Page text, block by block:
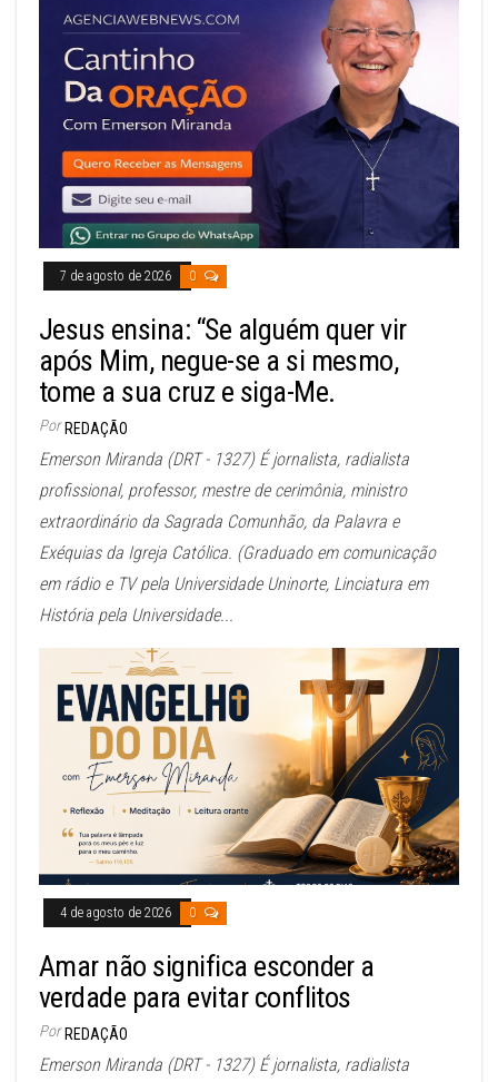
7 de agosto de 2026 0
Jesus ensina: “Se alguém quer vir
após Mim, negue-se a si mesmo,
tome a sua cruz e siga-Me.
Por REDAÇÃO
Emerson Miranda (DRT - 1327) É jornalista, radialista
profissional, professor, mestre de cerimônia, ministro
extraordinário da Sagrada Comunhão, da Palavra e
Exéquias da Igreja Católica. (Graduado em comunicação
em rádio e TV pela Universidade Uninorte, Linciatura em
História pela Universidade...
4 de agosto de 2026 0
Amar não significa esconder a
verdade para evitar conflitos
Por REDAÇÃO
Emerson Miranda (DRT - 1327) É jornalista, radialista